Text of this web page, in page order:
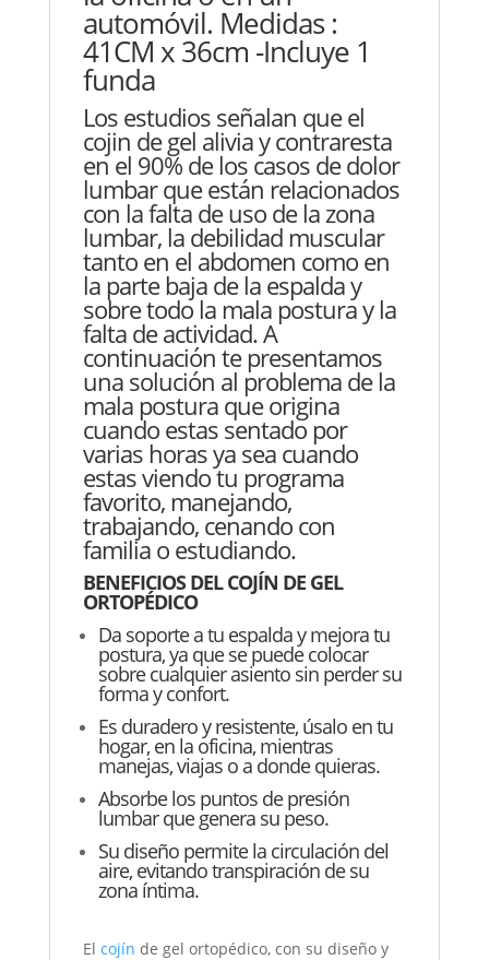
automóvil. Medidas :
41CM x 36cm -Incluye 1
funda
Los estudios señalan que el
cojin de gel alivia y contraresta
en el 90% de los casos de dolor
lumbar que están relacionados
con la falta de uso de la zona
lumbar, la debilidad muscular
tanto en el abdomen como en
la parte baja de la espalda y
sobre todo la mala postura y la
falta de actividad. A
continuación te presentamos
una solución al problema de la
mala postura que origina
cuando estas sentado por
varias horas ya sea cuando
estas viendo tu programa
favorito, manejando,
trabajando, cenando con
familia o estudiando.
BENEFICIOS DEL COJÍN DE GEL
ORTOPÉDICO
Da soporte a tu espalda y mejora tu
postura, ya que se puede colocar
sobre cualquier asiento sin perder su
forma y confort.
Es duradero y resistente, úsalo en tu
hogar, en la oficina, mientras
manejas, viajas o a donde quieras.
Absorbe los puntos de presión
lumbar que genera su peso.
Su diseño permite la circulación del
aire, evitando transpiración de su
zona íntima.
El cojín de gel ortopédico, con su diseño y